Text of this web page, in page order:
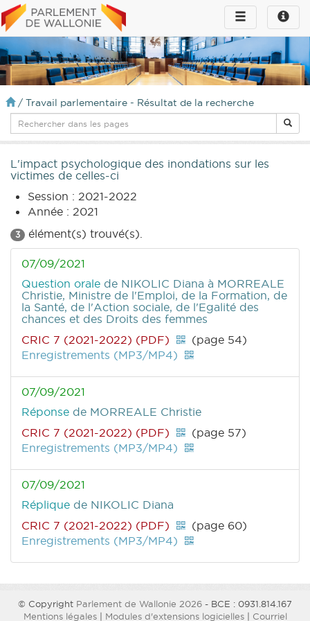
Toggle
infos
Toggle
navigation
/ Travail parlementaire - Résultat de la recherche
L'impact psychologique des inondations sur les
victimes de celles-ci
Session : 2021-2022
Année : 2021
3 élément(s) trouvé(s).
07/09/2021
Question orale de NIKOLIC Diana à MORREALE
Christie, Ministre de l'Emploi, de la Formation, de
la Santé, de l'Action sociale, de l'Egalité des
chances et des Droits des femmes
CRIC 7 (2021-2022) (PDF)
(page 54)
Enregistrements (MP3/MP4)
07/09/2021
Réponse de MORREALE Christie
CRIC 7 (2021-2022) (PDF)
(page 57)
Enregistrements (MP3/MP4)
07/09/2021
Réplique de NIKOLIC Diana
CRIC 7 (2021-2022) (PDF)
(page 60)
Enregistrements (MP3/MP4)
© Copyright Parlement de Wallonie 2026 - BCE : 0931.814.167
Mentions légales| Modules d'extensions logicielles| Courriel